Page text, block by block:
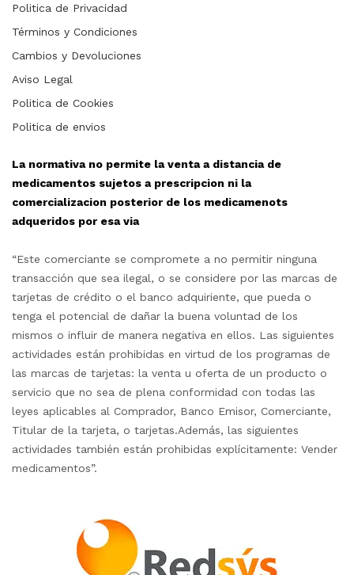
Politica de Privacidad
Términos y Condiciones
Cambios y Devoluciones
Aviso Legal
Politica de Cookies
Politica de envios
La normativa no permite la venta a distancia de
medicamentos sujetos a prescripcion ni la
comercializacion posterior de los medicamenots
adqueridos por esa via
“Este comerciante se compromete a no permitir ninguna
transacción que sea ilegal, o se considere por las marcas de
tarjetas de crédito o el banco adquiriente, que pueda o
tenga el potencial de dañar la buena voluntad de los
mismos o influir de manera negativa en ellos. Las siguientes
actividades están prohibidas en virtud de los programas de
las marcas de tarjetas: la venta u oferta de un producto o
servicio que no sea de plena conformidad con todas las
leyes aplicables al Comprador, Banco Emisor, Comerciante,
Titular de la tarjeta, o tarjetas.Además, las siguientes
actividades también están prohibidas explícitamente: Vender
medicamentos”.